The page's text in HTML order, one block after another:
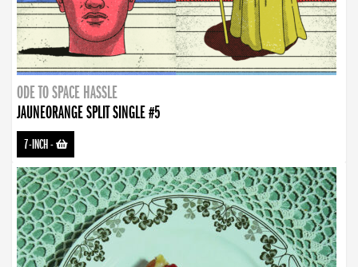
ODE TO SPACE HASSLE
JAUNEORANGE SPLIT SINGLE #5
7-INCH-